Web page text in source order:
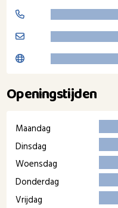
Openingstijden
Maandag
Dinsdag
Woensdag
Donderdag
Vrijdag